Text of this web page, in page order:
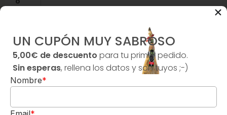
e
n
t
s
UN CUPÓN MUY SABROSO
5,00€ de descuento para tu primer pedido.
Sin esperas, rellena los datos y son tuyos ;-)
Nombre*